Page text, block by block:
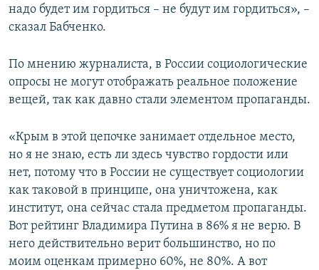
надо будет им гордиться – не будут им гордиться», –
сказал Бабченко.
По мнению журналиста, в России социологические
опросы не могут отображать реальное положение
вещей, так как давно стали элементом пропаганды.
«Крым в этой цепочке занимает отдельное место,
но я не знаю, есть ли здесь чувство гордости или
нет, потому что в России не существует социологии
как таковой в принципе, она уничтожена, как
институт, она сейчас стала предметом пропаганды.
Вот рейтинг Владимира Путина в 86% я не верю. В
него действительно верит большинство, но по
моим оценкам примерно 60%, не 80%. А вот